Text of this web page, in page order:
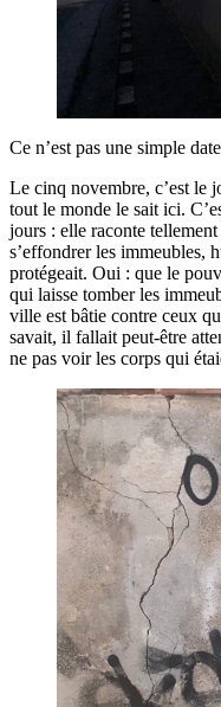
Ce n’est pas une simple
Le cinq novembre, c’est le
tout le monde le sait ici.
jours : elle raconte
s’effondrer les immeubles,
protégeait. Oui : que le
qui laisse tomber les
ville est bâtie contre ceux
savait, il fallait peut-être
ne pas voir les corps qui